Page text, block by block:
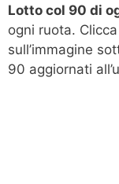
Lotto col 90 di
ogni ruota.
sull’immagine
90 aggiornati